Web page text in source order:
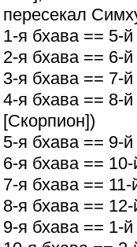
пересекал
1-я бхава == 5-
2-я бхава == 6-
3-я бхава == 7-
4-я бхава == 8-
[Скорпион])
5-я бхава == 9-
6-я бхава ==
7-я бхава ==
8-я бхава ==
9-я бхава == 1-